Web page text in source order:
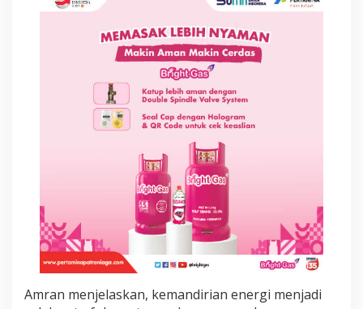
t
i
a
p
u
l
Amran menjelaskan, kemandirian energi menjadi